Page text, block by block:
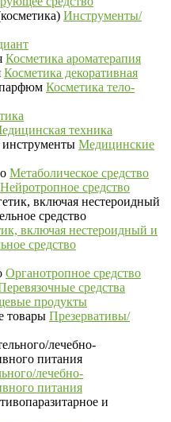
Инструменты/
Косметика ароматерапия
Косметика декоративная
Косметика тело-
техника
Медицинские
Метаболическое средство
Нейротропное средство
включая нестероидный и
средство
Органотропное средство
средства
продукты
Презервативы/
лечебно-
питания